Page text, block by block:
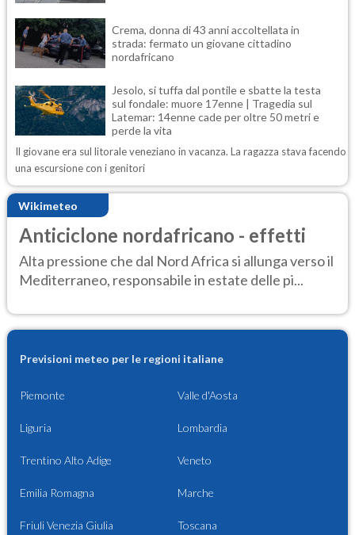
Crema, donna di 43 anni accoltellata in
strada: fermato un giovane cittadino
nordafricano
Jesolo, si tuffa dal pontile e sbatte la testa
sul fondale: muore 17enne | Tragedia sul
Latemar: 14enne cade per oltre 50 metri e
perde la vita
Il giovane era sul litorale veneziano in vacanza. La ragazza stava facendo
una escursione con i genitori
Wikimeteo
Anticiclone nordafricano - effetti
Alta pressione che dal Nord Africa si allunga verso il
Mediterraneo, responsabile in estate delle pi...
Previsioni meteo per le regioni italiane
Piemonte Valle d'Aosta
Liguria Lombardia
Trentino Alto Adige Veneto
Emilia Romagna Marche
Friuli Venezia Giulia Toscana